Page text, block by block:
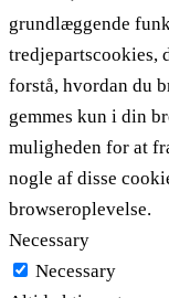
grundlæggende
tredjepartscookies,
forstå, hvordan du
gemmes kun i din
muligheden for at
nogle af disse
browseroplevelse.
Necessary
Necessary